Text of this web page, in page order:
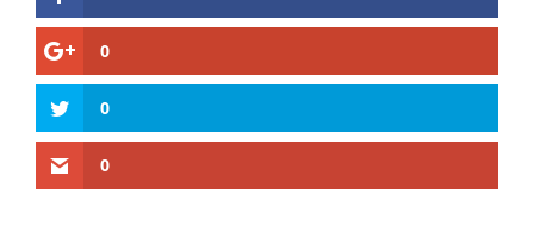
0
0
0